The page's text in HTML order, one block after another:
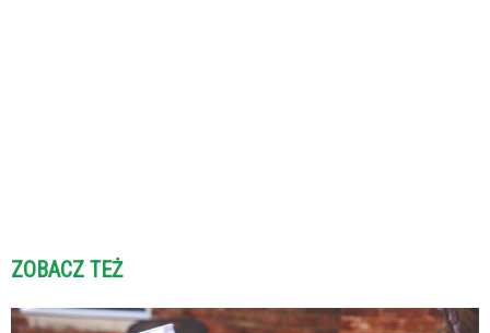
ZOBACZ TEŻ